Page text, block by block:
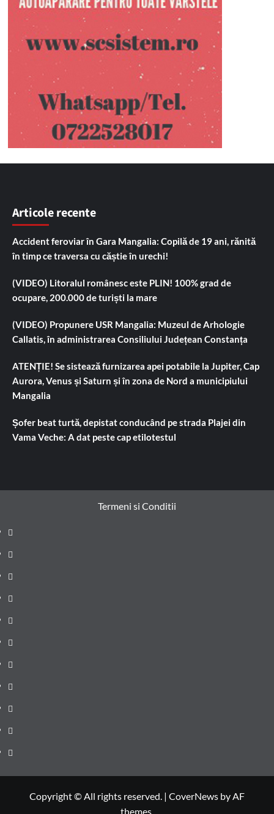
Articole recente
Accident feroviar în Gara Mangalia: Copilă de 19 ani, rănită
în timp ce traversa cu căștie în urechi!
(VIDEO) Litoralul românesc este PLIN! 100% grad de
ocupare, 200.000 de turiști la mare
(VIDEO) Propunere USR Mangalia: Muzeul de Arhologie
Callatis, în administrarea Consiliului Județean Constanța
ATENȚIE! Se sistează furnizarea apei potabile la Jupiter, Cap
Aurora, Venus și Saturn și în zona de Nord a municipiului
Mangalia
Șofer beat turtă, depistat conducând pe strada Plajei din
Vama Veche: A dat peste cap etilotestul
Termeni si Conditii
Prima
pagină
Știri
de
ultima
Administrație
locală
Actualitate
Justiție
Cultura
Sănătate
Litoral
Joburi
Politică
Comunicate
Copyright © All rights reserved. | CoverNews by AF
themes.